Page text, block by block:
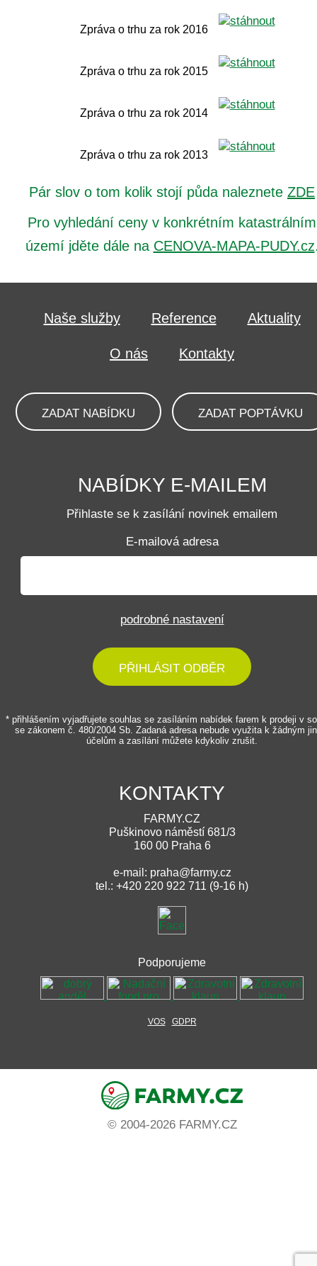
Zpráva o trhu za rok 2016
Zpráva o trhu za rok 2015
Zpráva o trhu za rok 2014
Zpráva o trhu za rok 2013
Pár slov o tom kolik stojí půda naleznete ZDE
Pro vyhledání ceny v konkrétním katastrálním
území jděte dále na CENOVA-MAPA-PUDY.cz
Naše služby Reference Aktuality
O nás Kontakty
ZADAT NABÍDKU ZADAT POPTÁVKU
NABÍDKY E-MAILEM
Přihlaste se k zasílání novinek emailem
E-mailová adresa
podrobné nastavení
PŘIHLÁSIT ODBĚR
* přihlášením vyjadřujete souhlas se zasíláním nabídek farem k prodeji v
se zákonem č. 480/2004 Sb. Zadaná adresa nebude využita k žádným
účelům a zasílání můžete kdykoliv zrušit.
KONTAKTY
FARMY.CZ
Puškinovo náměstí 681/3
160 00 Praha 6
e-mail: praha@farmy.cz
tel.: +420 220 922 711 (9-16 h)
Podporujeme
VOS GDPR
© 2004-2026 FARMY.CZ